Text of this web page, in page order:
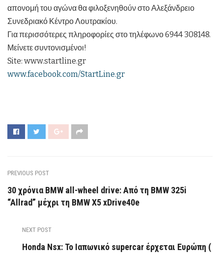
απονομή του αγώνα θα φιλοξενηθούν στο Αλεξάνδρειο
Συνεδριακό Κέντρο Λουτρακίου.
Για περισσότερες πληροφορίες στο τηλέφωνο 6944 308148.
Μείνετε συντονισμένοι!
Site: www.startline.gr
www.facebook.com/StartLine.gr
PREVIOUS POST
30 χρόνια BMW all-wheel drive: Από τη BMW 325i
“Allrad” μέχρι τη BMW X5 xDrive40e
NEXT POST
Honda Nsx: Το Ιαπωνικό supercar έρχεται Ευρώπη (